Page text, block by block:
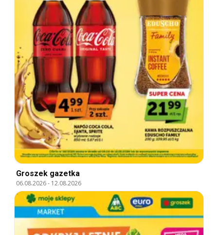
Groszek gazetka
06.08.2026- 12.08.2026